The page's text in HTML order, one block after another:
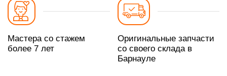
Мастера со стажем
более 7 лет
Оригинальные запчасти
со своего склада в
Барнауле